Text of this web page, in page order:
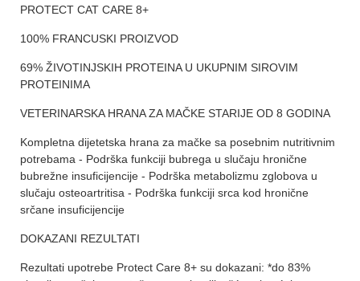
PROTECT CAT CARE 8+
100% FRANCUSKI PROIZVOD
69% ŽIVOTINJSKIH PROTEINA U UKUPNIM SIROVIM
PROTEINIMA
VETERINARSKA HRANA ZA MAČKE STARIJE OD 8 GODINA
Kompletna dijetetska hrana za mačke sa posebnim nutritivnim
potrebama - Podrška funkciji bubrega u slučaju hronične
bubrežne insuficijencije - Podrška metabolizmu zglobova u
slučaju osteoartritisa - Podrška funkciji srca kod hronične
srčane insuficijencije
DOKAZANI REZULTATI
Rezultati upotrebe Protect Care 8+ su dokazani: *do 83%